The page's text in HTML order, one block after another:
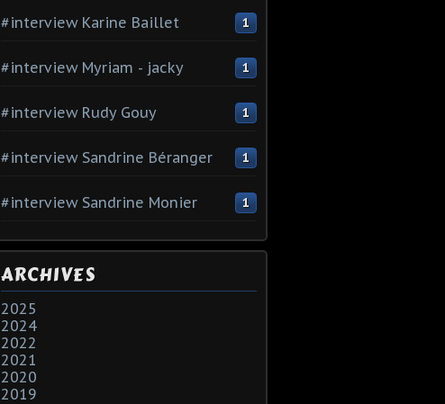
#interview Karine Baillet 1
#interview Myriam - jacky 1
#interview Rudy Gouy 1
#interview Sandrine Béranger 1
#interview Sandrine Monier 1
ARCHIVES
2025
2024
2022
2021
2020
2019